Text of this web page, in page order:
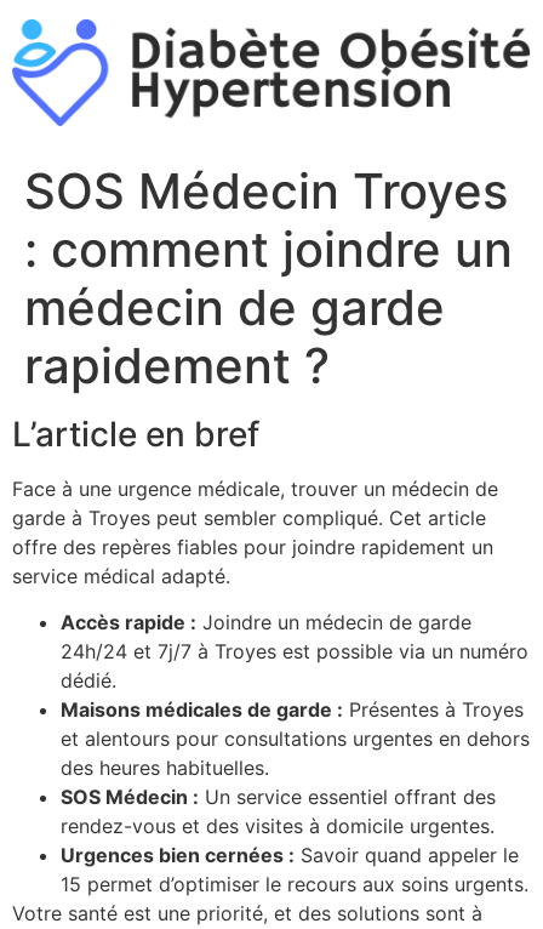
Aller
au
contenu
SOS Médecin Troyes
: comment joindre un
médecin de garde
rapidement ?
L’article en bref
Face à une urgence médicale, trouver un médecin de
garde à Troyes peut sembler compliqué. Cet article
offre des repères fiables pour joindre rapidement un
service médical adapté.
Accès rapide : Joindre un médecin de garde
24h/24 et 7j/7 à Troyes est possible via un numéro
dédié.
Maisons médicales de garde : Présentes à Troyes
et alentours pour consultations urgentes en dehors
des heures habituelles.
SOS Médecin : Un service essentiel offrant des
rendez-vous et des visites à domicile urgentes.
Urgences bien cernées : Savoir quand appeler le
15 permet d’optimiser le recours aux soins urgents.
Votre santé est une priorité, et des solutions sont à